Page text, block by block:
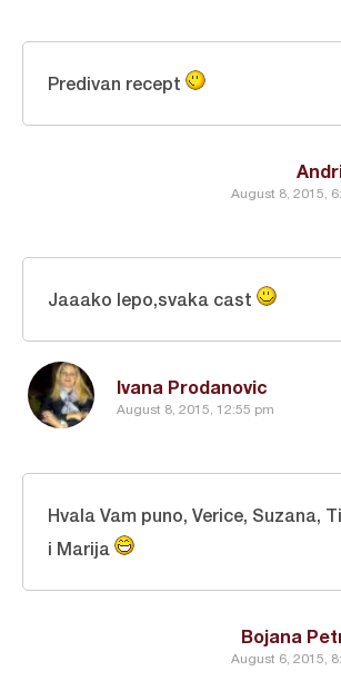
August 8, 2015,
Predivan recept
Ivana Prodanovic
August 8, 2015, 12:55 pm
Jaaako lepo,svaka cast
Bojana
August 6, 2015,
Hvala Vam puno, Verice, Suzana,
i Marija